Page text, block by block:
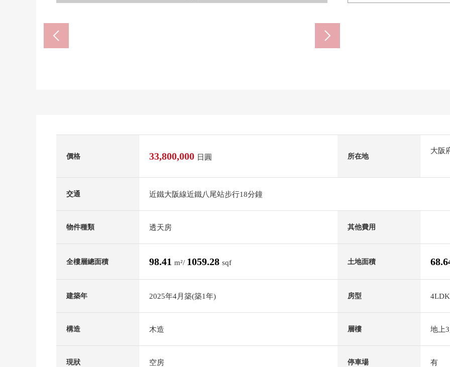
價格 33,800,000 日圓 所在地
大阪
交通 近鐵大阪線近鐵八尾站步行18分鐘
物件種類 透天房 其他費用
全樓層總面積 98.41 m²/ 1059.28 sqf 土地面積
建築年 2025年4月築(築1年) 房型 4LDK
構造 木造 層樓 地上
現狀 空房 停車場 有